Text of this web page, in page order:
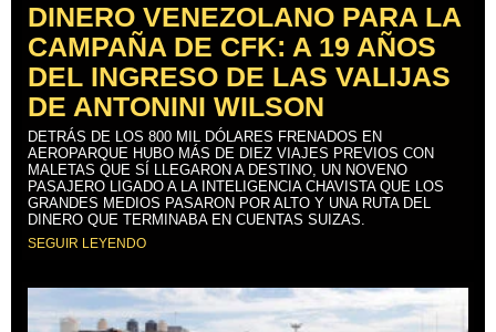
DINERO VENEZOLANO PARA LA
CAMPAÑA DE CFK: A 19 AÑOS
DEL INGRESO DE LAS VALIJAS
DE ANTONINI WILSON
DETRÁS DE LOS 800 MIL DÓLARES FRENADOS EN
AEROPARQUE HUBO MÁS DE DIEZ VIAJES PREVIOS CON
MALETAS QUE SÍ LLEGARON A DESTINO, UN NOVENO
PASAJERO LIGADO A LA INTELIGENCIA CHAVISTA QUE LOS
GRANDES MEDIOS PASARON POR ALTO Y UNA RUTA DEL
DINERO QUE TERMINABA EN CUENTAS SUIZAS.
SEGUIR LEYENDO